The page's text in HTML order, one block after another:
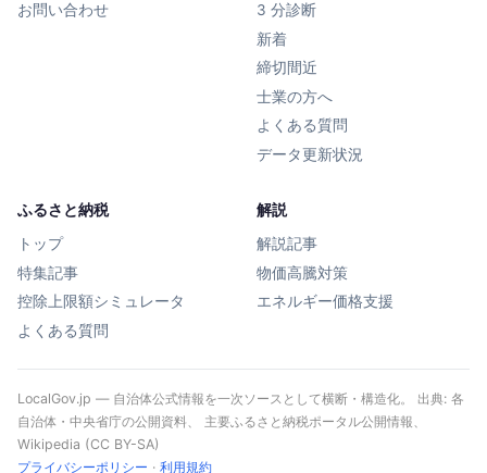
お問い合わせ
3 分診断
新着
締切間近
士業の方へ
よくある質問
データ更新状況
ふるさと納税
トップ
特集記事
控除上限額シミュレータ
よくある質問
解説
解説記事
物価高騰対策
エネルギー価格支援
LocalGov.jp — 自治体公式情報を一次ソースとして横断・構造化。 出典: 各
自治体・中央省庁の公開資料、 主要ふるさと納税ポータル公開情報、
Wikipedia (CC BY-SA)
プライバシーポリシー · 利用規約